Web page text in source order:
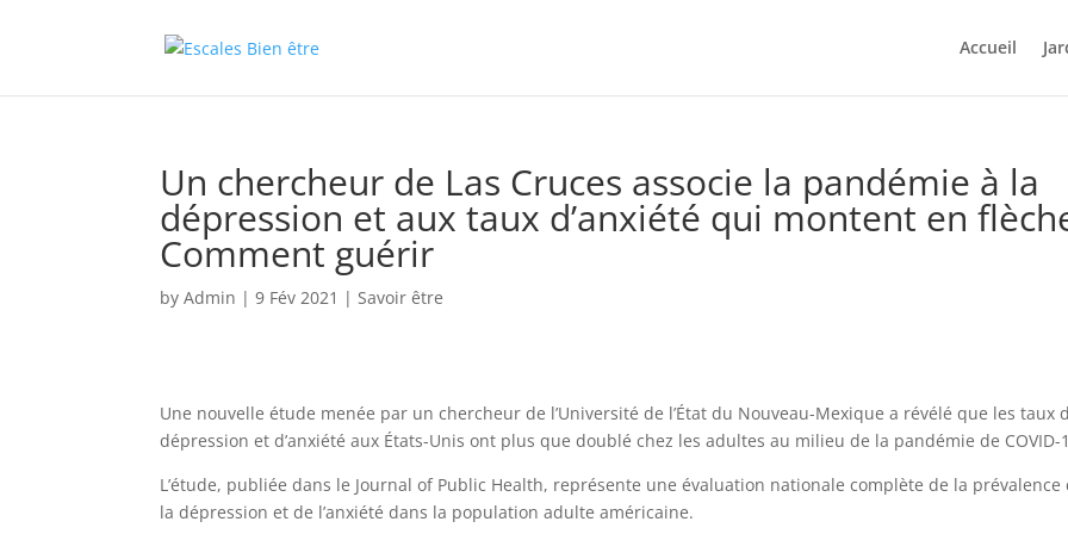
Accueil
Un chercheur de Las Cruces associe la pandémie à la
dépression et aux taux d’anxiété qui montent en
Comment guérir
byAdmin |9 Fév 2021 |Savoir être
Une nouvelle étude menée par un chercheur de l’Université de l’État du Nouveau-Mexique a révélé que les taux
dépression et d’anxiété aux États-Unis ont plus que doublé chez les adultes au milieu de la pandémie de COVID-
L’étude, publiée dans le Journal of Public Health, représente une évaluation nationale complète de la prévalence
la dépression et de l’anxiété dans la population adulte américaine.